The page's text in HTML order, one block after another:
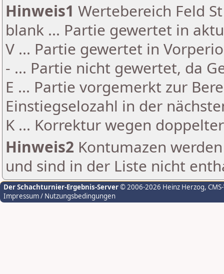
Hinweis1 Wertebereich Feld
blank ... Partie gewertet in
V ... Partie gewertet in
- ... Partie nicht gewertet, da
E ... Partie vorgemerkt zur
Einstiegselozahl in der
K ... Korrektur wegen
Hinweis2 Kontumazen
und sind in der Liste nicht
Der Schachturnier-Ergebnis-Server© 2006-2026 Heinz Herzog,
Impressum / Nutzungsbedingungen